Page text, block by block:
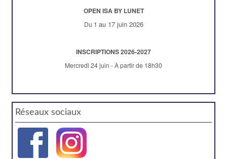
OPEN ISA BY LUNET
Du 1 au 17 juin 2026
INSCRIPTIONS 2026-2027
Mercredi 24 juin - À partir de 18h30
Réseaux sociaux